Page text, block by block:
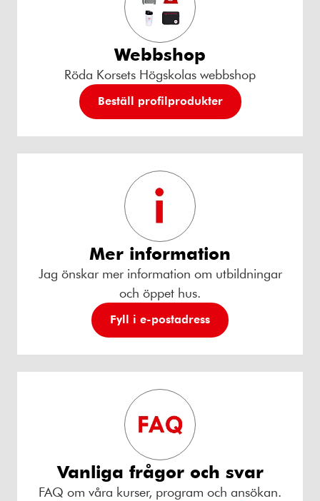
Webbshop
Röda Korsets Högskolas webbshop
Beställ profilprodukter
Mer information
Jag önskar mer information om utbildningar
och öppet hus.
Fyll i e-postadress
Vanliga frågor och svar
FAQ om våra kurser, program och ansökan.